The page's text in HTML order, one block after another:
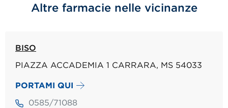
Altre farmacie nelle vicinanze
BISO
PIAZZA ACCADEMIA 1 CARRARA, MS 54033
PORTAMI QUI
0585/71088